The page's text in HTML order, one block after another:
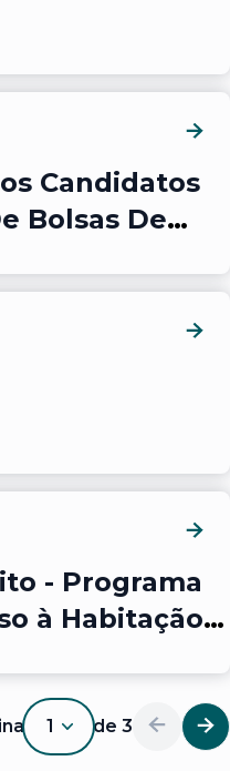
Candidatos
Bolsas De
- Programa
à Habitação -
1 de 3